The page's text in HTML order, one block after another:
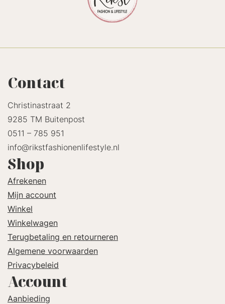
Contact
Christinastraat 2
9285 TM Buitenpost
0511 – 785 951
info@rikstfashionenlifestyle.nl
Shop
Afrekenen
Mijn account
Winkel
Winkelwagen
Terugbetaling en retourneren
Algemene voorwaarden
Privacybeleid
Account
Aanbieding